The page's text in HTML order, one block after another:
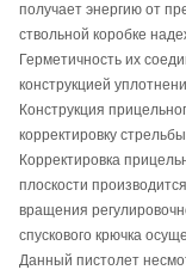
получает энергию от
ствольной коробке
Герметичность их
конструкцией
Конструкция
корректировку
Корректировка
плоскости
вращения
спускового крючка
Данный пистолет